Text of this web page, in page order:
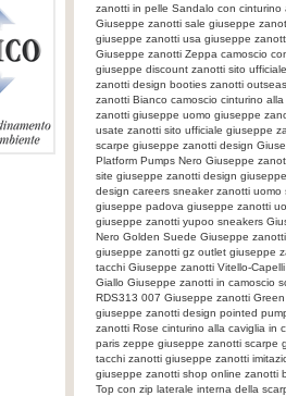
zanotti in pelle Sandalo con
Giuseppe zanotti sale giuseppe
giuseppe zanotti usa giuseppe
Giuseppe zanotti Zeppa camoscio
giuseppe discount zanotti sito
zanotti design booties zanotti
zanotti Bianco camoscio cinturino
zanotti giuseppe uomo giuseppe
usate zanotti sito ufficiale giuseppe
scarpe giuseppe zanotti design
Platform Pumps Nero Giuseppe
site giuseppe zanotti design
design careers sneaker zanotti
giuseppe padova giuseppe zanotti
giuseppe zanotti yupoo sneakers
Nero Golden Suede Giuseppe
giuseppe zanotti gz outlet giuseppe
tacchi Giuseppe zanotti Vitello-
Giallo Giuseppe zanotti in camoscio
RDS313 007 Giuseppe zanotti
giuseppe zanotti design pointed
zanotti Rose cinturino alla caviglia in
paris zeppe giuseppe zanotti scarpe
tacchi zanotti giuseppe zanotti
giuseppe zanotti shop online zanotti
Top con zip laterale interna della